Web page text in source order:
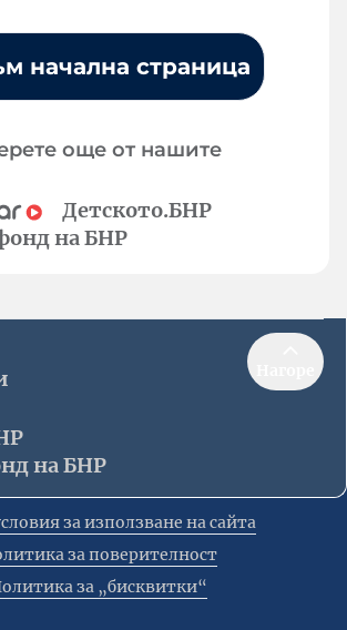
начална страница
още от нашите
Детското.БНР
на БНР
на БНР
за използване на сайта
за поверителност
за „бисквитки“